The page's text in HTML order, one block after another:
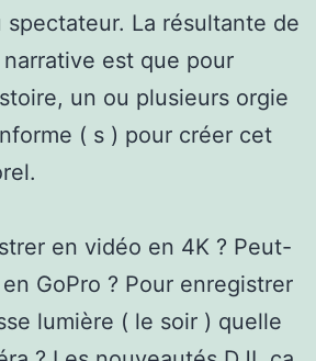
spectateur. La résultante de
est que pour
un ou plusieurs orgie
( s ) pour créer cet
en vidéo en 4K ? Peut-
GoPro ? Pour enregistrer
lumière ( le soir ) quelle